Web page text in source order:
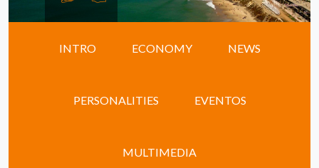
INTRO ECONOMY NEWS
PERSONALITIES EVENTOS
MULTIMEDIA